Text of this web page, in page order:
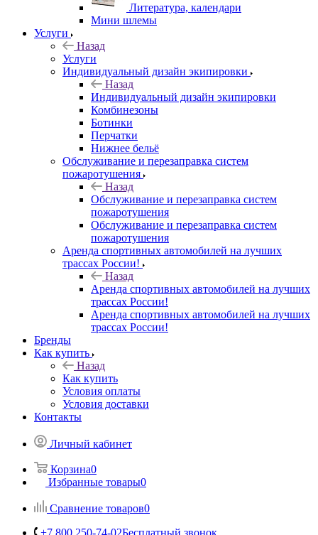
Литература, календари
Мини шлемы
Услуги
Назад
Услуги
Индивидуальный дизайн экипировки
Назад
Индивидуальный дизайн экипировки
Комбинезоны
Ботинки
Перчатки
Нижнее бельё
Обслуживание и перезаправка систем
пожаротушения
Назад
Обслуживание и перезаправка систем
пожаротушения
Обслуживание и перезаправка систем
пожаротушения
Аренда спортивных автомобилей на лучших
трассах России!
Назад
Аренда спортивных автомобилей на лучших
трассах России!
Аренда спортивных автомобилей на лучших
трассах России!
Бренды
Как купить
Назад
Как купить
Условия оплаты
Условия доставки
Контакты
Личный кабинет
Корзина0
Избранные товары0
Сравнение товаров0
+7 800 250-74-02Бесплатный звонок